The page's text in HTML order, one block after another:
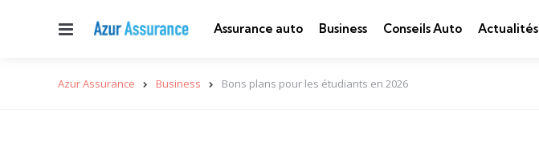
Menu Assurance auto Business Conseils Auto Actualités
Azur Assurance Business Bons plans pour les étudiants en 2026